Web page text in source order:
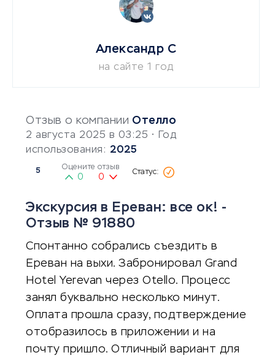
Отзыв о компании Отелло
2 августа 2025 в 03:25 • Год
использования: 2025
5 Оцените отзыв
0 0
Экскурсия в Ереван: все ок! -
Отзыв № 91880
Спонтанно собрались съездить в
Ереван на выхи. Забронировал Grand
Hotel Yerevan через Otello. Процесс
занял буквально несколько минут.
Оплата прошла сразу, подтверждение
отобразилось в приложении и на
почту пришло. Отличный вариант для
Александр С
на сайте 1 год